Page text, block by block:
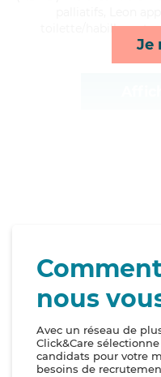
Je
toilette/habillage,
nous
Avec un réseau de
Click&Care
candidats pour votre
besoins de